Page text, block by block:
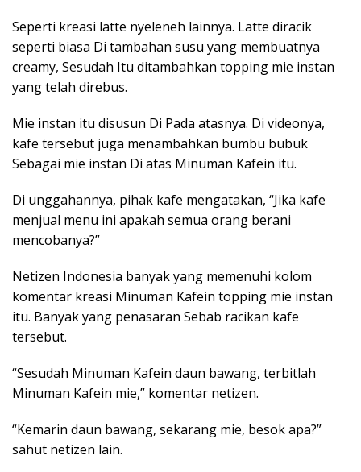
Seperti kreasi latte nyeleneh lainnya. Latte diracik
seperti biasa Di tambahan susu yang membuatnya
creamy, Sesudah Itu ditambahkan topping mie instan
yang telah direbus.
Mie instan itu disusun Di Pada atasnya. Di videonya,
kafe tersebut juga menambahkan bumbu bubuk
Sebagai mie instan Di atas Minuman Kafein itu.
Di unggahannya, pihak kafe mengatakan, “Jika kafe
menjual menu ini apakah semua orang berani
mencobanya?”
Netizen Indonesia banyak yang memenuhi kolom
komentar kreasi Minuman Kafein topping mie instan
itu. Banyak yang penasaran Sebab racikan kafe
tersebut.
“Sesudah Minuman Kafein daun bawang, terbitlah
Minuman Kafein mie,” komentar netizen.
“Kemarin daun bawang, sekarang mie, besok apa?”
sahut netizen lain.